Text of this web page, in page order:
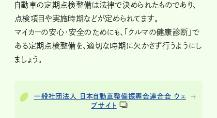
自動車の定期点検整備は法律で決められたものであり、
点検項目や実施時期などが定められてます。
マイカーの安心・安全のためにも、「クルマの健康診断」で
ある定期点検整備を、適切な時期に欠かさず行うようにし
ましょう。
一般社団法人 日本自動車整備振興会連合会 ウェ
ブサイト